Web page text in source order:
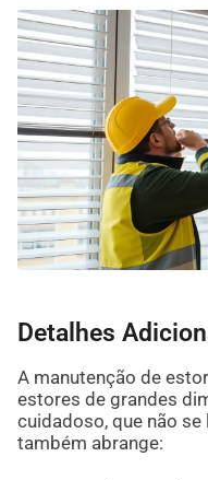
Detalhes
A manutenção de
estores de grandes
cuidadoso, que não
também abrange: